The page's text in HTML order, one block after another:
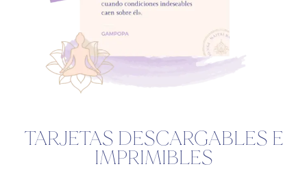
TARJETAS DESCARGABLES E
IMPRIMIBLES